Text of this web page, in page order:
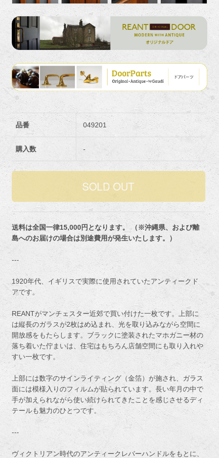
品番 049201
購入数 -
送料は全国一律15,000円となります。
（※沖縄県、および離
島へのお届けの場合は別途費用が発生いたします。）
---
1920年代、イギリスで実際に使用されていたアンティークド
アです。
REANTがマンチェスター近郊で買い付けた一枚です。上部に
は縦長のガラスが2枚はめ込まれ、光を取り込みながら空間に
開放感をもたらします。ブラックに塗装されたマホガニー材の
落ち着いた佇まいは、住宅はもちろん店舗空間にも取り入れや
すい一枚です。
上部には数字のサインライティング（金箔）が施され、ガラス
面には模様入りのフィルムが貼られています。長い年月の中で
手が加えられながら使い続けられてきたことを感じさせるディ
テールも魅力のひとつです。
---
ヴィクトリアン時代のアンティークレバーハンドルをもとに、